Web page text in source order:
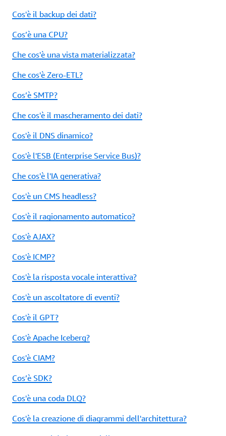
Cos'è il backup dei dati?
Cos’è una CPU?
Che cos'è una vista materializzata?
Che cos'è Zero-ETL?
Cos’è SMTP?
Che cos'è il mascheramento dei dati?
Cos'è il DNS dinamico?
Cos'è l'ESB (Enterprise Service Bus)?
Che cos'è l'IA generativa?
Cos'è un CMS headless?
Cos'è il ragionamento automatico?
Cos'è AJAX?
Cos'è ICMP?
Cos'è la risposta vocale interattiva?
Cos'è un ascoltatore di eventi?
Cos'è il GPT?
Cos'è Apache Iceberg?
Cos'è CIAM?
Cos’è SDK?
Cos'è una coda DLQ?
Cos'è la creazione di diagrammi dell'architettura?